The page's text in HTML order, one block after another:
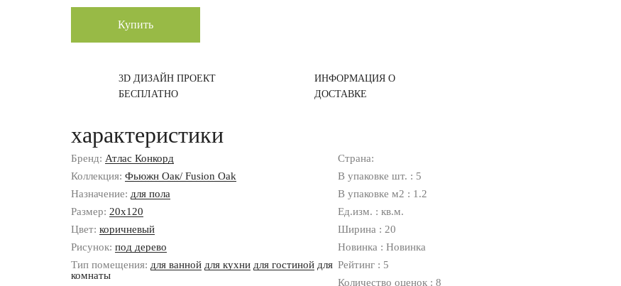
Купить
3D ДИЗАЙН ПРОЕКТ
БЕСПЛАТНО
ИНФОРМАЦИЯ О
ДОСТАВКЕ
характеристики
Бренд: Атлас Конкорд
Коллекция: Фьюжн Оак/ Fusion Oak
Назначение: для пола
Размер: 20x120
Цвет: коричневый
Рисунок: под дерево
Тип помещения: для ванной для кухни для гостиной для
комнаты
Страна:
В упаковке шт. : 5
В упаковке м2 : 1.2
Ед.изм. : кв.м.
Ширина : 20
Новинка : Новинка
Рейтинг : 5
Количество оценок : 8